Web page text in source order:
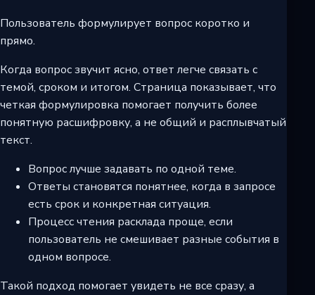
Пользователь формулирует вопрос коротко и
прямо.
Когда вопрос звучит ясно, ответ легче связать с
темой, сроком и итогом. Страница показывает, что
четкая формулировка помогает получить более
понятную расшифровку, а не общий и расплывчатый
текст.
Вопрос лучше задавать по одной теме.
Ответы становятся понятнее, когда в запросе
есть срок и конкретная ситуация.
Процесс чтения расклада проще, если
пользователь не смешивает разные события в
одном вопросе.
Такой подход помогает увидеть не все сразу, а